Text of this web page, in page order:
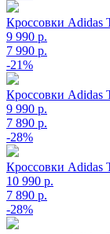
Кроссовки Adidas
9 990 р.
7 990 р.
-21%
Кроссовки Adidas
9 990 р.
7 890 р.
-28%
Кроссовки Adidas
10 990 р.
7 890 р.
-28%